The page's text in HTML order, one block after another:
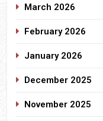
March 2026
February 2026
January 2026
December 2025
November 2025